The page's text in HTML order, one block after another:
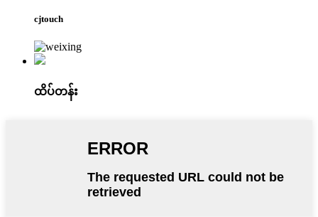
cjtouch
ထိပ်တန်း